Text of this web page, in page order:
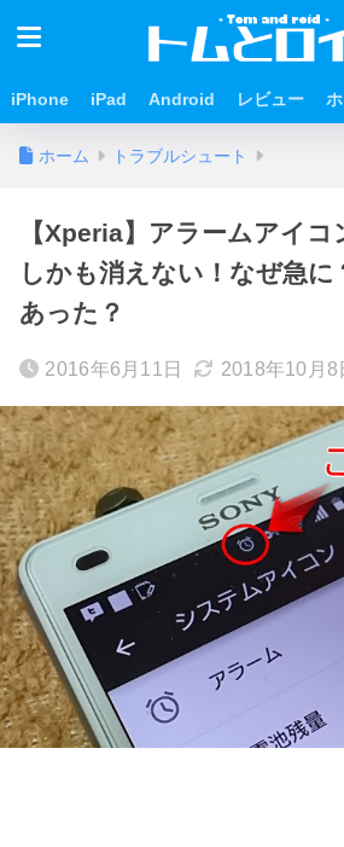
iPhone iPad Android レビュー
ホーム トラブルシュート
【Xperia】アラームアイコ
しかも消えない！なぜ急
あった？
2016年6月11日 2018年10月8